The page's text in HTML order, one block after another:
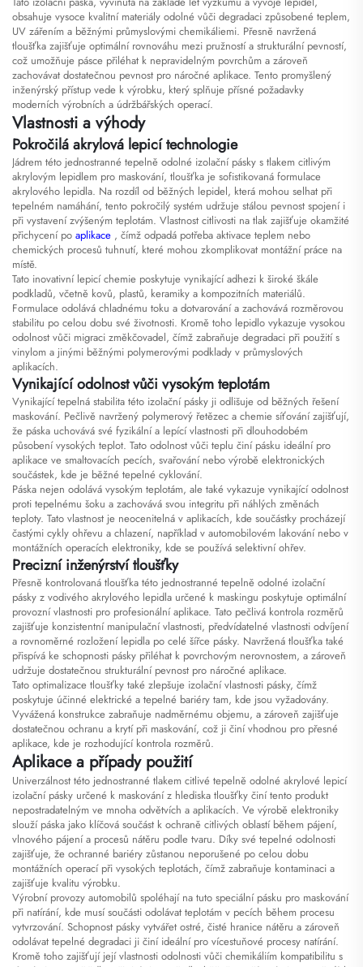
obsahuje vysoce kvalitní materiály odolné vůči degradaci způsobené teplem,
UV zářením a běžnými průmyslovými chemikáliemi. Přesně navržená
tloušťka zajišťuje optimální rovnováhu mezi pružností a strukturální pevností,
což umožňuje pásce přiléhat k nepravidelným povrchům a zároveň
zachovávat dostatečnou pevnost pro náročné aplikace. Tento promyšlený
inženýrský přístup vede k výrobku, který splňuje přísné požadavky
moderních výrobních a údržbářských operací.
Vlastnosti a výhody
Pokročilá akrylová lepicí technologie
Jádrem této jednostranné tepelně odolné izolační pásky s tlakem citlivým
akrylovým lepidlem pro maskování, tloušťka je sofistikovaná formulace
akrylového lepidla. Na rozdíl od běžných lepidel, která mohou selhat při
tepelném namáhání, tento pokročilý systém udržuje stálou pevnost spojení i
při vystavení zvýšeným teplotám. Vlastnost citlivosti na tlak zajišťuje okamžité
přichycení po aplikace , čímž odpadá potřeba aktivace teplem nebo
chemických procesů tuhnutí, které mohou zkomplikovat montážní práce na
místě.
Tato inovativní lepicí chemie poskytuje vynikající adhezi k široké škále
podkladů, včetně kovů, plastů, keramiky a kompozitních materiálů.
Formulace odolává chladnému toku a dotvarování a zachovává rozměrovou
stabilitu po celou dobu své životnosti. Kromě toho lepidlo vykazuje vysokou
odolnost vůči migraci změkčovadel, čímž zabraňuje degradaci při použití s
vinylom a jinými běžnými polymerovými podklady v průmyslových
aplikacích.
Vynikající odolnost vůči vysokým teplotám
Vynikající tepelná stabilita této izolační pásky ji odlišuje od běžných řešení
maskování. Pečlivě navržený polymerový řetězec a chemie síťování zajišťují,
že páska uchovává své fyzikální a lepící vlastnosti při dlouhodobém
působení vysokých teplot. Tato odolnost vůči teplu činí pásku ideální pro
aplikace ve smaltovacích pecích, svařování nebo výrobě elektronických
součástek, kde je běžné tepelné cyklování.
Páska nejen odolává vysokým teplotám, ale také vykazuje vynikající odolnost
proti tepelnému šoku a zachovává svou integritu při náhlých změnách
teploty. Tato vlastnost je neocenitelná v aplikacích, kde součástky procházejí
častými cykly ohřevu a chlazení, například v automobilovém lakování nebo v
montážních operacích elektroniky, kde se používá selektivní ohřev.
Precizní inženýrství tloušťky
Přesně kontrolovaná tloušťka této jednostranné tepelně odolné izolační
pásky z vodivého akrylového lepidla určené k maskingu poskytuje optimální
provozní vlastnosti pro profesionální aplikace. Tato pečlivá kontrola rozměrů
zajišťuje konzistentní manipulační vlastnosti, předvídatelné vlastnosti odvíjení
a rovnoměrné rozložení lepidla po celé šířce pásky. Navržená tloušťka také
přispívá ke schopnosti pásky přiléhat k povrchovým nerovnostem, a zároveň
udržuje dostatečnou strukturální pevnost pro náročné aplikace.
Tato optimalizace tloušťky také zlepšuje izolační vlastnosti pásky, čímž
poskytuje účinné elektrické a tepelné bariéry tam, kde jsou vyžadovány.
Vyvážená konstrukce zabraňuje nadměrnému objemu, a zároveň zajišťuje
dostatečnou ochranu a krytí při maskování, což ji činí vhodnou pro přesné
aplikace, kde je rozhodující kontrola rozměrů.
Aplikace a případy použití
Univerzálnost této jednostranné tlakem citlivé tepelně odolné akrylové lepicí
izolační pásky určené k maskování z hlediska tloušťky činí tento produkt
nepostradatelným ve mnoha odvětvích a aplikacích. Ve výrobě elektroniky
slouží páska jako klíčová součást k ochraně citlivých oblastí během pájení,
vlnového pájení a procesů nátěru podle tvaru. Díky své tepelné odolnosti
zajišťuje, že ochranné bariéry zůstanou neporušené po celou dobu
montážních operací při vysokých teplotách, čímž zabraňuje kontaminaci a
zajišťuje kvalitu výrobku.
Výrobní provozy automobilů spoléhají na tuto speciální pásku pro maskování
při natírání, kde musí součásti odolávat teplotám v pecích během procesu
vytvrzování. Schopnost pásky vytvářet ostré, čisté hranice nátěru a zároveň
odolávat tepelné degradaci ji činí ideální pro vícestuňové procesy natírání.
Kromě toho zajišťují její vlastnosti odolnosti vůči chemikáliím kompatibilitu s